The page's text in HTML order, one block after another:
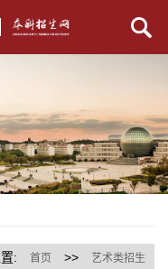
: 首页 >> 艺术类招生